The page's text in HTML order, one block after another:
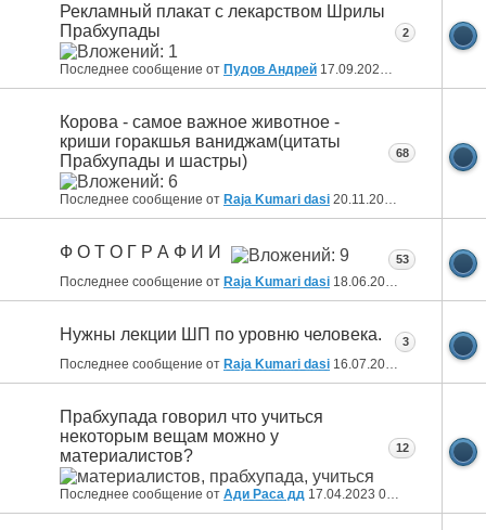
Рекламный плакат с лекарством Шрилы
Прабхупады
Последнее сообщение от Пудов Андрей 17.09.2025 11:15
2
Корова - самое важное животное -
криши горакшья ваниджам(цитаты
Прабхупады и шастры)
Последнее сообщение от Raja Kumari dasi 20.11.2024
68
Ф О Т О Г Р А Ф И И
Последнее сообщение от Raja Kumari dasi 18.06.2024
53
Нужны лекции ШП по уровню человека.
Последнее сообщение от Raja Kumari dasi 16.07.2023
3
Прабхупада говорил что учиться
некоторым вещам можно у
материалистов?
Последнее сообщение от Ади Раса дд 17.04.2023 08:47
12